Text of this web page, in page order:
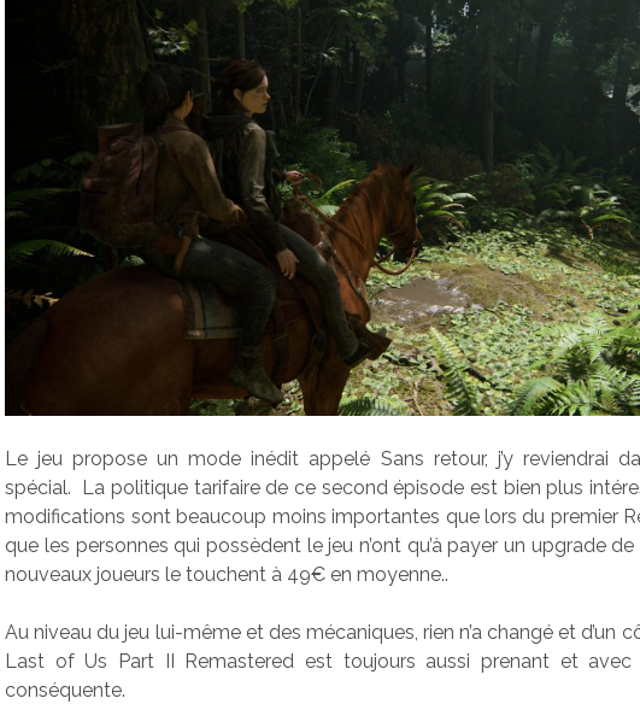
Le jeu propose un mode inédit appelé Sans retour, j’y reviendrai
spécial. La politique tarifaire de ce second épisode est bien plus
modifications sont beaucoup moins importantes que lors du premier
que les personnes qui possèdent le jeu n’ont qu’à payer un upgrade
nouveaux joueurs le touchent à 49€ en moyenne..
Au niveau du jeu lui-même et des mécaniques, rien n’a changé et d’un
Last of Us Part II Remastered est toujours aussi prenant et
conséquente.